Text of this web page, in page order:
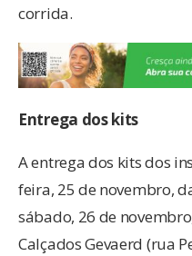
corrida.
Entrega dos kits
A entrega dos kits dos
feira, 25 de novembro,
sábado, 26 de
Calçados Gevaerd (rua